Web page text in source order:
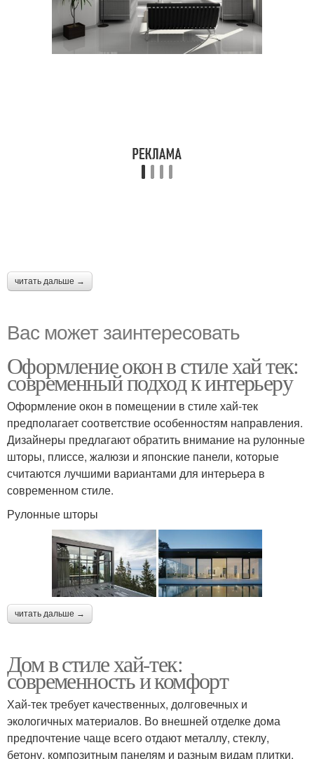
читать дальше →
Вас может заинтересовать
Оформление окон в стиле хай тек:
современный подход к интерьеру
Оформление окон в помещении в стиле хай-тек
предполагает соответствие особенностям направления.
Дизайнеры предлагают обратить внимание на рулонные
шторы, плиссе, жалюзи и японские панели, которые
считаются лучшими вариантами для интерьера в
современном стиле.
Рулонные шторы
читать дальше →
Дом в стиле хай-тек:
современность и комфорт
Хай-тек требует качественных, долговечных и
экологичных материалов. Во внешней отделке дома
предпочтение чаще всего отдают металлу, стеклу,
бетону, композитным панелям и разным видам плитки.